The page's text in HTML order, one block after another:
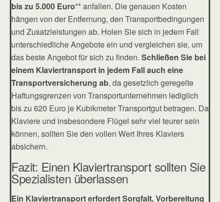
bis zu 5.000 Euro** anfallen. Die genauen Kosten
hängen von der Entfernung, den Transportbedingungen
und Zusatzleistungen ab. Holen Sie sich in jedem Fall
unterschiedliche Angebote ein und vergleichen sie, um
das beste Angebot für sich zu finden. Schließen Sie bei
einem Klaviertransport in jedem Fall auch eine
Transportversicherung ab, da gesetzlich geregelte
Haftungsgrenzen von Transportunternehmen lediglich
bis zu 620 Euro je Kubikmeter Transportgut betragen. Da
Klaviere und insbesondere Flügel sehr viel teurer sein
können, sollten Sie den vollen Wert Ihres Klaviers
absichern.
Fazit: Einen Klaviertransport sollten Sie
Spezialisten überlassen
Ein Klaviertransport erfordert Sorgfalt, Vorbereitung